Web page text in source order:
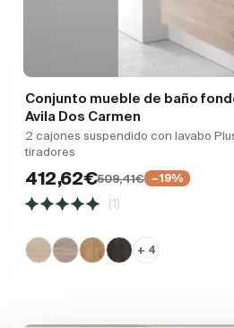
Conjunto mueble de baño
Avila Dos Carmen
2 cajones suspendido con lavabo
tiradores
412,62€509,41€ −19%
(1)
+ 4